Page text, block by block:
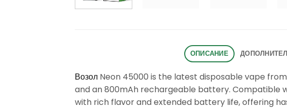
ОПИСАНИЕ
Возол Neon 45000 is the latest disposable vape
and an 800mAh rechargeable battery. Compatible
with rich flavor and extended battery life, offering